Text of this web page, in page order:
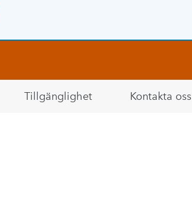
Tillgänglighet Kontakta oss